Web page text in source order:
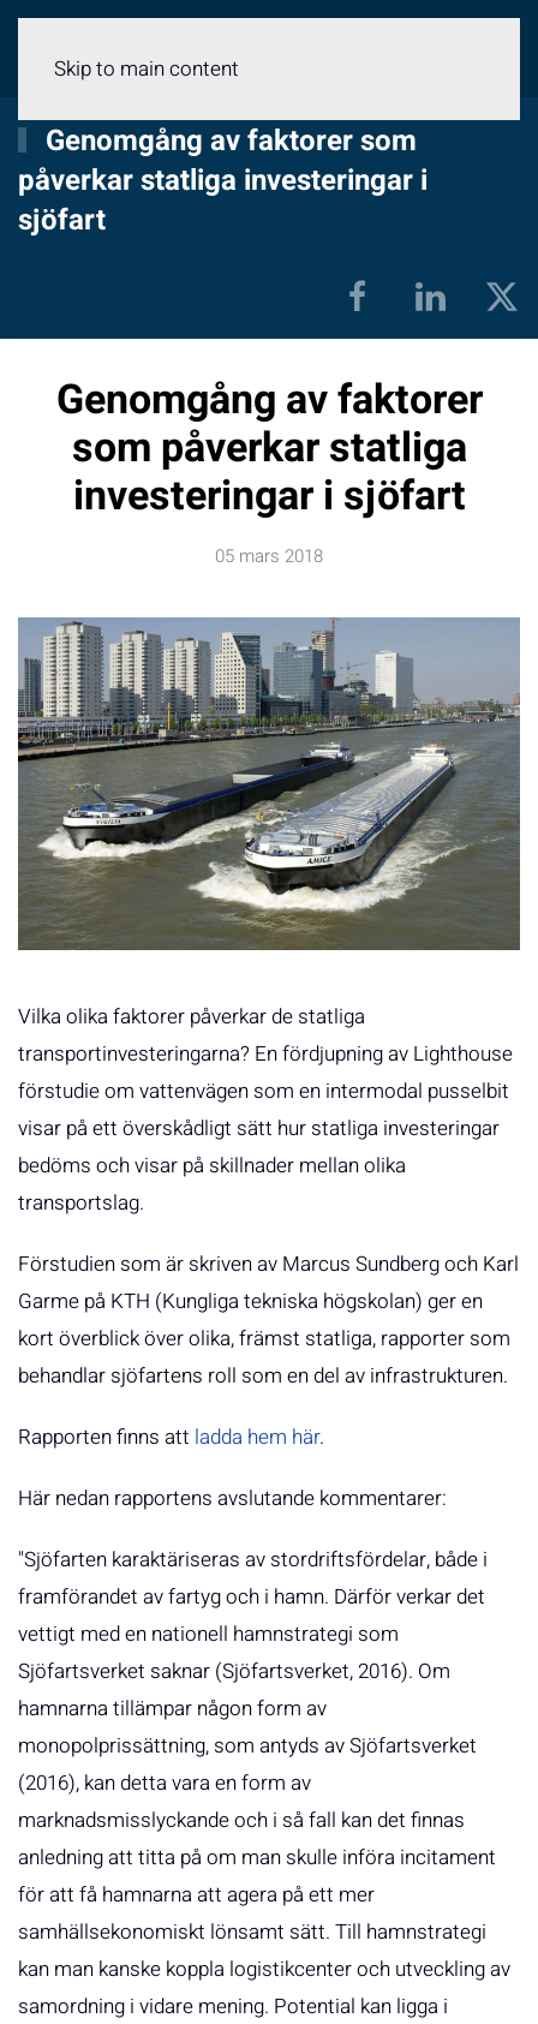
Skip to main content
Genomgång av faktorer som
påverkar statliga investeringar i
sjöfart
Genomgång av faktorer
som påverkar statliga
investeringar i sjöfart
05 mars 2018
Vilka olika faktorer påverkar de statliga
transportinvesteringarna? En fördjupning av Lighthouse
förstudie om vattenvägen som en intermodal pusselbit
visar på ett överskådligt sätt hur statliga investeringar
bedöms och visar på skillnader mellan olika
transportslag.
Förstudien som är skriven av Marcus Sundberg och Karl
Garme på KTH (Kungliga tekniska högskolan) ger en
kort överblick över olika, främst statliga, rapporter som
behandlar sjöfartens roll som en del av infrastrukturen.
Rapporten finns att ladda hem här.
Här nedan rapportens avslutande kommentarer:
"Sjöfarten karaktäriseras av stordriftsfördelar, både i
framförandet av fartyg och i hamn. Därför verkar det
vettigt med en nationell hamnstrategi som
Sjöfartsverket saknar (Sjöfartsverket, 2016). Om
hamnarna tillämpar någon form av
monopolprissättning, som antyds av Sjöfartsverket
(2016), kan detta vara en form av
marknadsmisslyckande och i så fall kan det finnas
anledning att titta på om man skulle införa incitament
för att få hamnarna att agera på ett mer
samhällsekonomiskt lönsamt sätt. Till hamnstrategi
kan man kanske koppla logistikcenter och utveckling av
samordning i vidare mening. Potential kan ligga i